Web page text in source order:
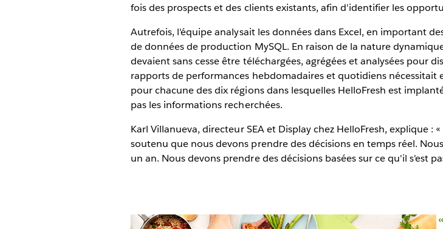
fois des prospects et des clients existants, afin d'identifier les
Autrefois, l'équipe analysait les données dans Excel, en important
de données de production MySQL. En raison de la nature
devaient sans cesse être téléchargées, agrégées et analysées pour
rapports de performances hebdomadaires et quotidiens
pour chacune des dix régions dans lesquelles HelloFresh est
pas les informations recherchées.
Karl Villanueva, directeur SEA et Display chez HelloFresh, explique
soutenu que nous devons prendre des décisions en temps réel.
un an. Nous devons prendre des décisions basées sur ce qu'il s'est